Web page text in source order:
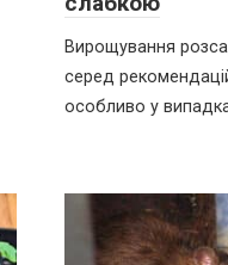
Вирощування
серед
особливо у